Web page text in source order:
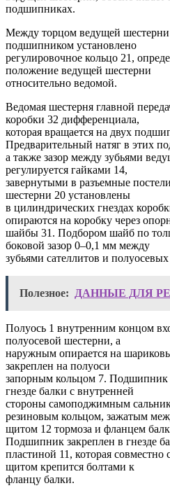
подшипниках.
Между торцом ведущей
подшипником установлено
регулировочное кольцо 21,
положение ведущей шестерни
относительно ведомой.
Ведомая шестерня главной
коробки 32 дифференциала,
которая вращается на двух
Предварительный натяг в этих
а также зазор между зубьями
регулируется гайками 14,
завернутыми в разъемные
шестерни 20 установлены
в цилиндрических гнездах
опираются на коробку через
шайбы 31. Подбором шайб по
боковой зазор 0–0,1 мм между
зубьями сателлитов и
Полезное: ДАННЫЕ ДЛЯ
Полуось 1 внутренним концом
полуосевой шестерни, а
наружным опирается на
закреплен на полуоси
запорным кольцом 7. Подшипник
гнезде балки с внутренней
стороны самоподжимным
резиновым кольцом, зажатым
щитом 12 тормоза и фланцем
Подшипник закреплен в гнезде
пластиной 11, которая совместно
щитом крепится болтами к
фланцу балки.